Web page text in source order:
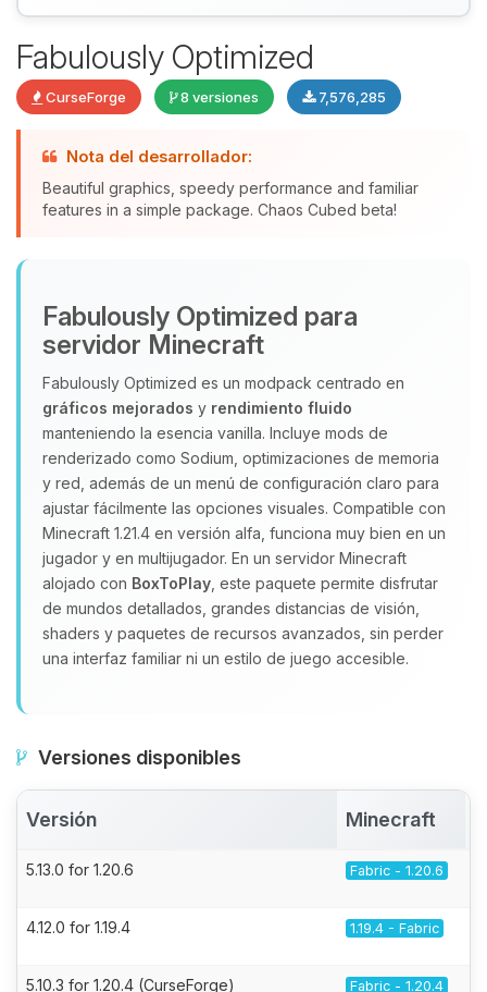
Fabulously Optimized
CurseForge 8 versiones 7,576,285
Nota del desarrollador:
Beautiful graphics, speedy performance and familiar
features in a simple package. Chaos Cubed beta!
Fabulously Optimized para
servidor Minecraft
Fabulously Optimized es un modpack centrado en
gráficos mejorados y rendimiento fluido
manteniendo la esencia vanilla. Incluye mods de
renderizado como Sodium, optimizaciones de memoria
y red, además de un menú de configuración claro para
ajustar fácilmente las opciones visuales. Compatible con
Minecraft 1.21.4 en versión alfa, funciona muy bien en un
jugador y en multijugador. En un servidor Minecraft
alojado con BoxToPlay , este paquete permite disfrutar
de mundos detallados, grandes distancias de visión,
shaders y paquetes de recursos avanzados, sin perder
una interfaz familiar ni un estilo de juego accesible.
Versiones disponibles
Versión Minecraft
5.13.0 for 1.20.6 Fabric - 1.20.6
4.12.0 for 1.19.4 1.19.4 - Fabric
5.10.3 for 1.20.4 (CurseForge) Fabric - 1.20.4
que necesitas y moveré mis
pequenos circuitos para ayudarte.